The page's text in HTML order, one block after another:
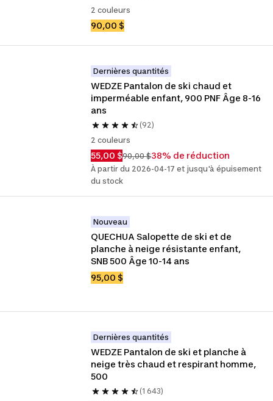
2 couleurs
90,00 $
Dernières quantités
WEDZE Pantalon de ski chaud et
imperméable enfant, 900 PNF Âge 8-16
ans
(92)
2 couleurs
55,00 $90,00 $38% de réduction
À partir du 2026-04-17 et jusqu'à épuisement
du stock
Nouveau
QUECHUA Salopette de ski et de
planche à neige résistante enfant,
SNB 500 Âge 10-14 ans
95,00 $
Dernières quantités
WEDZE Pantalon de ski et planche à
neige très chaud et respirant homme,
500
(1 643)